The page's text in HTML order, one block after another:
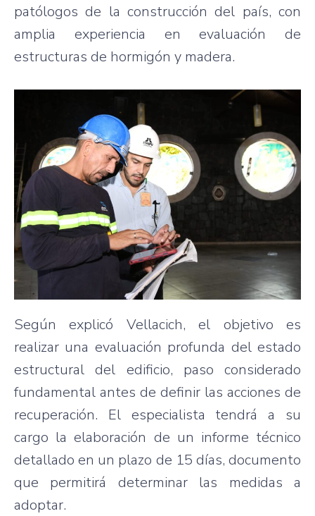
patólogos de la construcción del país, con
amplia experiencia en evaluación de
estructuras de hormigón y madera.
Según explicó Vellacich, el objetivo es
realizar una evaluación profunda del estado
estructural del edificio, paso considerado
fundamental antes de definir las acciones de
recuperación. El especialista tendrá a su
cargo la elaboración de un informe técnico
detallado en un plazo de 15 días, documento
que permitirá determinar las medidas a
adoptar.